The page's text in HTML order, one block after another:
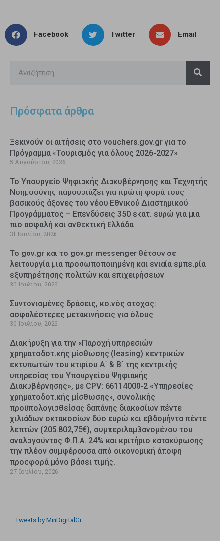
Facebook Twitter Email
Πρόσφατα άρθρα
Ξεκινούν οι αιτήσεις στο vouchers.gov.gr για το
Πρόγραμμα «Τουρισμός για όλους 2026-2027»
5 Αυγούστου, 2026
Το Υπουργείο Ψηφιακής Διακυβέρνησης και Τεχνητής
Νοημοσύνης παρουσιάζει για πρώτη φορά τους
βασικούς άξονες του νέου Εθνικού Διαστημικού
Προγράμματος – Επενδύσεις 350 εκατ. ευρώ για μια
πιο ασφαλή και ανθεκτική Ελλάδα
31 Ιουλίου, 2026
Το gov.gr και το gov.gr messenger θέτουν σε
λειτουργία μια προσωποποιημένη και ενιαία εμπειρία
εξυπηρέτησης πολιτών και επιχειρήσεων
30 Ιουλίου, 2026
Συντονισμένες δράσεις, κοινός στόχος:
ασφαλέστερες μετακινήσεις για όλους
30 Ιουλίου, 2026
Διακήρυξη για την «Παροχή υπηρεσιών
χρηματοδοτικής μίσθωσης (leasing) κεντρικών
εκτυπωτών του κτιρίου Α΄ & Β΄ της κεντρικής
υπηρεσίας του Υπουργείου Ψηφιακής
Διακυβέρνησης», με CPV: 66114000-2 «Υπηρεσίες
χρηματοδοτικής μίσθωσης», συνολικής
προϋπολογισθείσας δαπάνης διακοσίων πέντε
χιλιάδων οκτακοσίων δύο ευρώ και εβδομήντα πέντε
λεπτών (205.802,75€), συμπεριλαμβανομένου του
αναλογούντος Φ.Π.Α. 24% και κριτήριο κατακύρωσης
την πλέον συμφέρουσα από οικονομική άποψη
προσφορά μόνο βάσει τιμής.
27 Ιουλίου, 2026
Tweets by MinDigitalGr